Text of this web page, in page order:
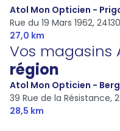
Atol Mon Opticien -
Rue du 19 Mars 1962,
27,0 km
Vos magasins
région
Atol Mon Opticien -
39 Rue de la Résistance,
28,5 km